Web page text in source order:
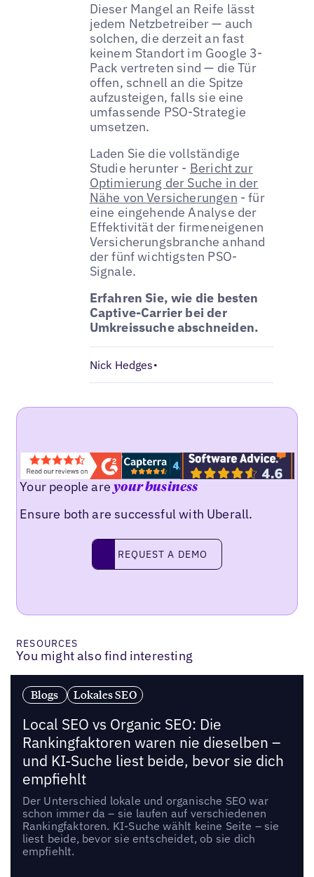
Dieser Mangel an Reife lässt
jedem Netzbetreiber — auch
solchen, die derzeit an fast
keinem Standort im Google 3-
Pack vertreten sind — die Tür
offen, schnell an die Spitze
aufzusteigen, falls sie eine
umfassende PSO-Strategie
umsetzen.
Laden Sie die vollständige
Studie herunter - Bericht zur
Optimierung der Suche in der
Nähe von Versicherungen - für
eine eingehende Analyse der
Effektivität der firmeneigenen
Versicherungsbranche anhand
der fünf wichtigsten PSO-
Signale.
Erfahren Sie, wie die besten
Captive-Carrier bei der
Umkreissuche abschneiden.
Nick Hedges•
Your people areyour business
Ensure both are successful with Uberall.
Request a demo
REQUEST A DEMO
RESOURCES
You might also find interesting
Blogs Lokales SEO
Local SEO vs Organic SEO: Die
Rankingfaktoren waren nie dieselben –
und KI-Suche liest beide, bevor sie dich
empfiehlt
Der Unterschied lokale und organische SEO war
schon immer da – sie laufen auf verschiedenen
Rankingfaktoren. KI-Suche wählt keine Seite – sie
liest beide, bevor sie entscheidet, ob sie dich
empfiehlt.